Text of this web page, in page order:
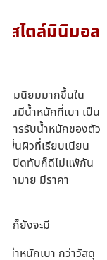
สไตล์มินิมอล
ามนิยมมากขึ้นใน
นั้นมีน้ำหนักที่เบา เป็น
อการรับน้ำหนักของตัว
พื้นผิวที่เรียบเนียน
สดุปิดทับก็ดีไม่แพ้กัน
ากมาย มีราคา
จก็ยังจะมี
ำหนักเบา กว่าวัสดุ